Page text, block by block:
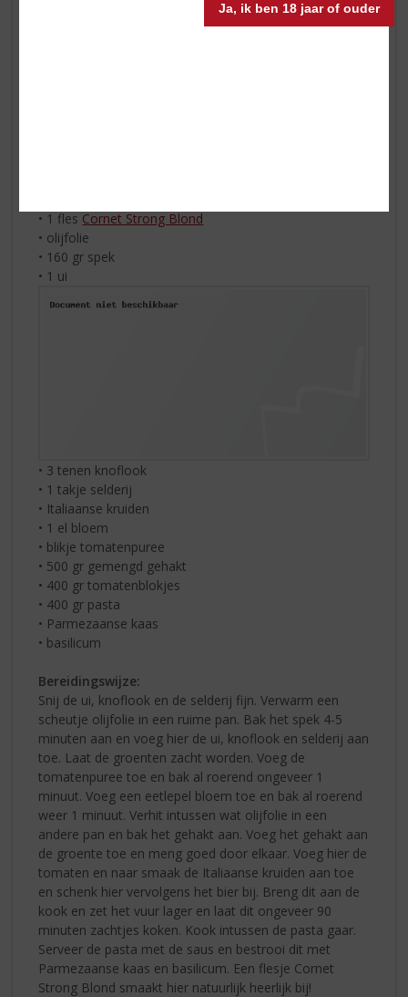
Ja, ik ben 18 jaar of ouder
doperwten erdoor. Na ongeveer 20 minuten is alle
• 1 fles Cornet Strong Blond
• olijfolie
• 160 gr spek
• 1 ui
• 3 tenen knoflook
• 1 takje selderij
• Italiaanse kruiden
• 1 el bloem
• blikje tomatenpuree
• 500 gr gemengd gehakt
• 400 gr tomatenblokjes
• 400 gr pasta
• Parmezaanse kaas
• basilicum
Bereidingswijze:
Snij de ui, knoflook en de selderij fijn. Verwarm een
scheutje olijfolie in een ruime pan. Bak het spek 4-5
minuten aan en voeg hier de ui, knoflook en selderij aan
toe. Laat de groenten zacht worden. Voeg de
tomatenpuree toe en bak al roerend ongeveer 1
minuut. Voeg een eetlepel bloem toe en bak al roerend
weer 1 minuut. Verhit intussen wat olijfolie in een
andere pan en bak het gehakt aan. Voeg het gehakt aan
de groente toe en meng goed door elkaar. Voeg hier de
tomaten en naar smaak de Italiaanse kruiden aan toe
en schenk hier vervolgens het bier bij. Breng dit aan de
kook en zet het vuur lager en laat dit ongeveer 90
minuten zachtjes koken. Kook intussen de pasta gaar.
Serveer de pasta met de saus en bestrooi dit met
Parmezaanse kaas en basilicum. Een flesje Cornet
Strong Blond smaakt hier natuurlijk heerlijk bij!